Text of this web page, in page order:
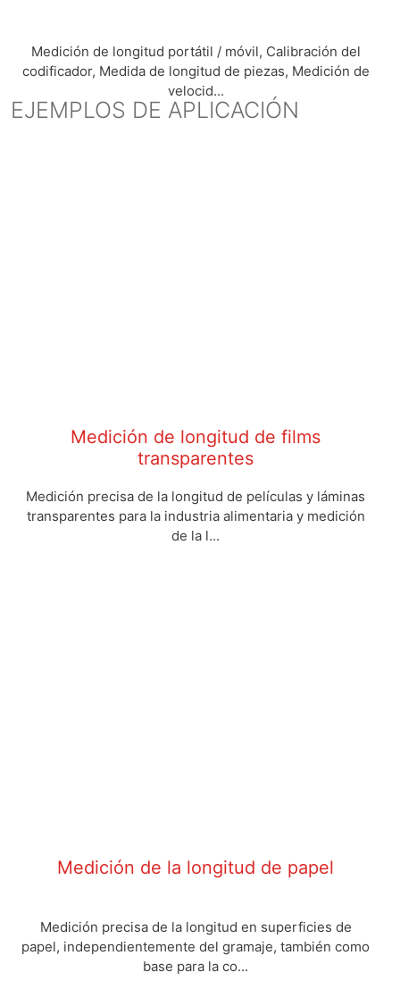
Medición de longitud portátil / móvil, Calibración del
codificador, Medida de longitud de piezas, Medición de
velocid...
EJEMPLOS DE APLICACIÓN
Medición de longitud de films
transparentes
Medición precisa de la longitud de películas y láminas
transparentes para la industria alimentaria y medición
de la l...
Medición de la longitud de papel
Medición precisa de la longitud en superficies de
papel, independientemente del gramaje, también como
base para la co...